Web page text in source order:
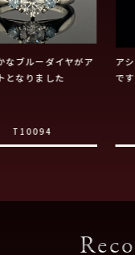
なブルーダイヤがア
となりました
T10094
ア
です